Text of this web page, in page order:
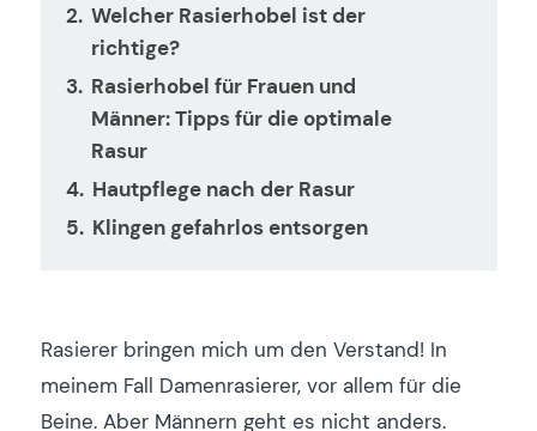
Welcher Rasierhobel ist der
richtige?
Rasierhobel für Frauen und
Männer: Tipps für die optimale
Rasur
Hautpflege nach der Rasur
Klingen gefahrlos entsorgen
Rasierer bringen mich um den Verstand! In
meinem Fall Damenrasierer, vor allem für die
Beine. Aber Männern geht es nicht anders.